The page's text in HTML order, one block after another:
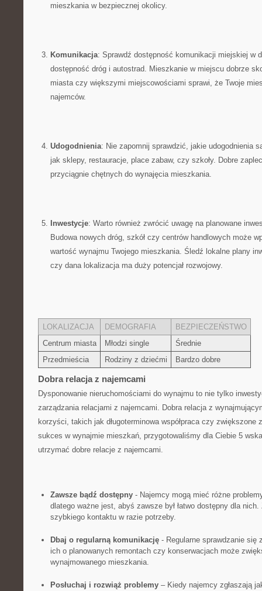
mieszkania w bezpiecznej okolicy.
Komunikacja: Sprawdź dostępność komunikacji miejskiej w
‍dostępność dróg i autostrad. Mieszkanie w ​miejscu dobrze
miasta ‌czy większymi miejscowościami sprawi,⁣ że ‍Twoje
najemców.
Udogodnienia: Nie zapomnij sprawdzić, jakie udogodnienia
jak sklepy, restauracje, place zabaw, ‌czy szkoły. Dobre
przyciągnie chętnych do wynajęcia mieszkania.
Inwestycje: Warto również zwrócić uwagę ​na planowane
Budowa nowych dróg, ​szkół czy centrów handlowych może
wartość wynajmu Twojego ⁢mieszkania.​ Śledź ⁢lokalne⁤ plany
czy dana lokalizacja ‌ma duży potencjał rozwojowy. ​
LOKALIZACJA DEMOGRAFIA
BEZPIECZEŃSTWO
Centrum miasta
Młodzi‌ single
Średnie
Przedmieścia
Rodziny ‌z dziećmi Bardzo dobre
Dobra⁤ relacja z ​najemcami
Dysponowanie nieruchomościami do wynajmu to nie tylko
zarządzania relacjami z najemcami. Dobra relacja z⁣
korzyści, takich jak długoterminowa współpraca czy zwiększone
sukces w ‌wynajmie mieszkań, przygotowaliśmy dla‌ Ciebie 5
utrzymać dobre relacje z​ najemcami.
Zawsze⁣ bądź dostępny‍- Najemcy⁣ mogą ​mieć różne
dlatego ważne jest, abyś zawsze był łatwo‍ dostępny dla
szybkiego kontaktu⁣ w razie ‌potrzeby.
Dbaj o regularną komunikację-⁣ Regularne sprawdzanie ‍się​
ich o ⁣planowanych remontach czy konserwacjach⁢ może
wynajmowanego mieszkania.
Posłuchaj​ i rozwiąż​ problemy– Kiedy​ najemcy zgłaszają‌